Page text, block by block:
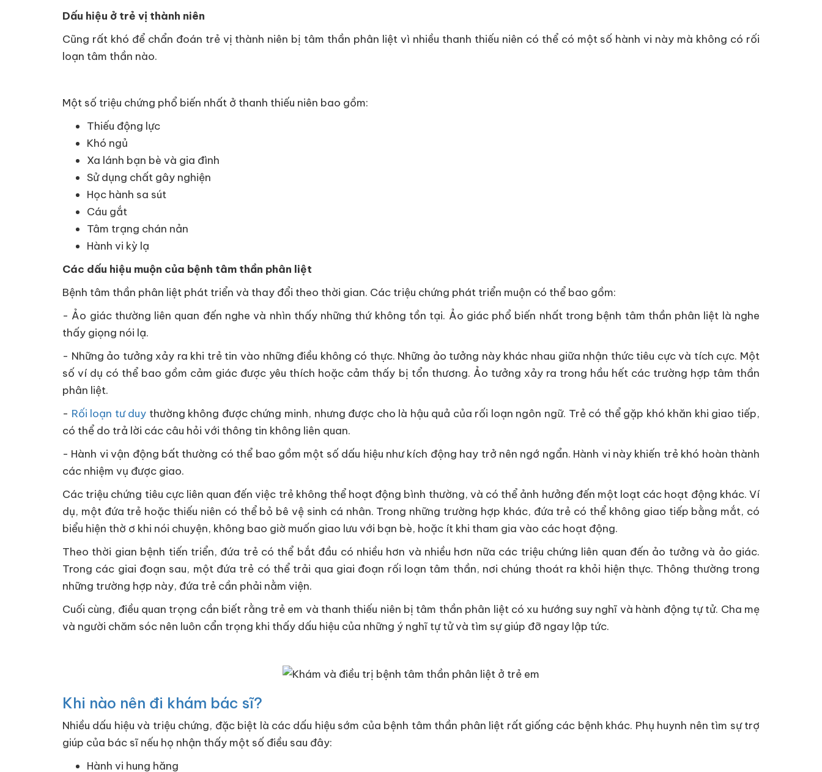
Dấu hiệu ở trẻ vị thành niên
Cũng rất khó để chẩn đoán trẻ vị thành niên bị tâm thần phân liệt vì nhiều thanh thiếu niên có thể có một số hành vi này mà không có rối
loạn tâm thần nào.
Một số triệu chứng phổ biến nhất ở thanh thiếu niên bao gồm:
Thiếu động lực
Khó ngủ
Xa lánh bạn bè và gia đình
Sử dụng chất gây nghiện
Học hành sa sút
Cáu gắt
Tâm trạng chán nản
Hành vi kỳ lạ
Các dấu hiệu muộn của bệnh tâm thần phân liệt
Bệnh tâm thần phân liệt phát triển và thay đổi theo thời gian. Các triệu chứng phát triển muộn có thể bao gồm:
- Ảo giác thường liên quan đến nghe và nhìn thấy những thứ không tồn tại. Ảo giác phổ biến nhất trong bệnh tâm thần phân liệt là nghe
thấy giọng nói lạ.
- Những ảo tưởng xảy ra khi trẻ tin vào những điều không có thực. Những ảo tưởng này khác nhau giữa nhận thức tiêu cực và tích cực. Một
số ví dụ có thể bao gồm cảm giác được yêu thích hoặc cảm thấy bị tổn thương. Ảo tưởng xảy ra trong hầu hết các trường hợp tâm thần
phân liệt.
- Rối loạn tư duy thường không được chứng minh, nhưng được cho là hậu quả của rối loạn ngôn ngữ. Trẻ có thể gặp khó khăn khi giao tiếp,
có thể do trả lời các câu hỏi với thông tin không liên quan.
- Hành vi vận động bất thường có thể bao gồm một số dấu hiệu như kích động hay trở nên ngớ ngẩn. Hành vi này khiến trẻ khó hoàn thành
các nhiệm vụ được giao.
Các triệu chứng tiêu cực liên quan đến việc trẻ không thể hoạt động bình thường, và có thể ảnh hưởng đến một loạt các hoạt động khác. Ví
dụ, một đứa trẻ hoặc thiếu niên có thể bỏ bê vệ sinh cá nhân. Trong những trường hợp khác, đứa trẻ có thể không giao tiếp bằng mắt, có
biểu hiện thờ ơ khi nói chuyện, không bao giờ muốn giao lưu với bạn bè, hoặc ít khi tham gia vào các hoạt động.
Theo thời gian bệnh tiến triển, đứa trẻ có thể bắt đầu có nhiều hơn và nhiều hơn nữa các triệu chứng liên quan đến ảo tưởng và ảo giác.
Trong các giai đoạn sau, một đứa trẻ có thể trải qua giai đoạn rối loạn tâm thần, nơi chúng thoát ra khỏi hiện thực. Thông thường trong
những trường hợp này, đứa trẻ cần phải nằm viện.
Cuối cùng, điều quan trọng cần biết rằng trẻ em và thanh thiếu niên bị tâm thần phân liệt có xu hướng suy nghĩ và hành động tự tử. Cha mẹ
và người chăm sóc nên luôn cẩn trọng khi thấy dấu hiệu của những ý nghĩ tự tử và tìm sự giúp đỡ ngay lập tức.
Khi nào nên đi khám bác sĩ?
Nhiều dấu hiệu và triệu chứng, đặc biệt là các dấu hiệu sớm của bệnh tâm thần phân liệt rất giống các bệnh khác. Phụ huynh nên tìm sự trợ
giúp của bác sĩ nếu họ nhận thấy một số điều sau đây:
Hành vi hung hăng